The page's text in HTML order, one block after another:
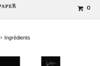
0
Ingrédients